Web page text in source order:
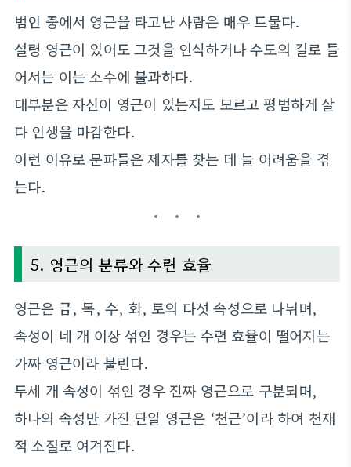
범인 중에서 영근을 타고난 사람은 매우 드물다.
설령 영근이 있어도 그것을 인식하거나 수도의 길로 들
어서는 이는 소수에 불과하다.
대부분은 자신이 영근이 있는지도 모르고 평범하게 살
다 인생을 마감한다.
이런 이유로 문파들은 제자를 찾는 데 늘 어려움을 겪
는다.
5. 영근의 분류와 수련 효율
영근은 금, 목, 수, 화, 토의 다섯 속성으로 나뉘며,
속성이 네 개 이상 섞인 경우는 수련 효율이 떨어지는
가짜 영근이라 불린다.
두세 개 속성이 섞인 경우 진짜 영근으로 구분되며,
하나의 속성만 가진 단일 영근은 ‘천근’이라 하여 천재
적 소질로 여겨진다.